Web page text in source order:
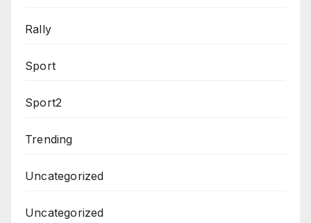
Rally
Sport
Sport2
Trending
Uncategorized
Uncategorized